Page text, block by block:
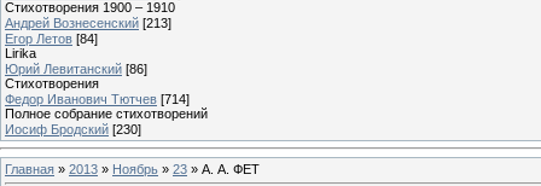
Стихотворения 1900 – 1910
Андрей Вознесенский [213]
Егор Летов [84]
Lirika
Юрий Левитанский [86]
Стихотворения
Федор Иванович Тютчев [714]
Полное собрание стихотворений
Иосиф Бродский [230]
Главная » 2013 » Ноябрь » 23 » А. А. ФЕТ